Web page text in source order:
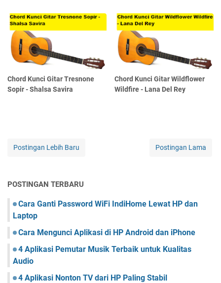
Chord Kunci Gitar Tresnone
Sopir - Shalsa Savira
Chord Kunci Gitar Wildflower
Wildfire - Lana Del Rey
Postingan Lebih Baru Postingan Lama
POSTINGAN TERBARU
Cara Ganti Password WiFi IndiHome Lewat HP dan
Laptop
Cara Mengunci Aplikasi di HP Android dan iPhone
4 Aplikasi Pemutar Musik Terbaik untuk Kualitas
Audio
4 Aplikasi Nonton TV dari HP Paling Stabil